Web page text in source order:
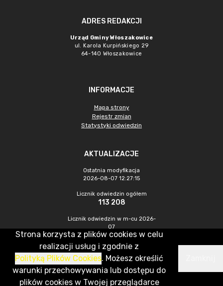
ADRES REDAKCJI
Urząd Gminy Włoszakowice
ul. Karola Kurpińskiego 29
64-140 Włoszakowice
INFORMACJE
Mapa strony
Rejestr zmian
Statystyki odwiedzin
AKTUALIZACJE
Ostatnia modyfikacja
2026-08-07 12:27:15
Licznik odwiedzin ogółem
113 208
Licznik odwiedzin w m-cu 2026-
07
538
CMS & Hosting: Nefeni Sp. z o.o.
Strona korzysta z plików cookies w celu
realizacji usług i zgodnie z
Polityką Plików Cookies. Możesz określić
warunki przechowywania lub dostępu do
plików cookies w Twojej przeglądarce